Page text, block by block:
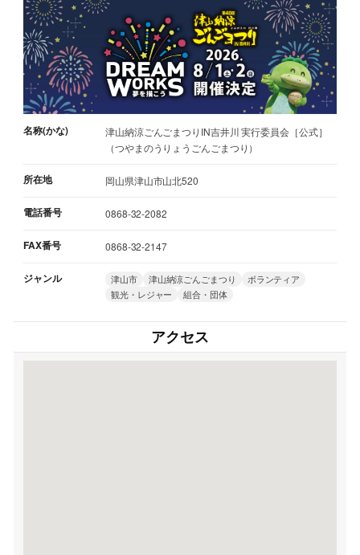
名称(かな)
津山納涼ごんごまつりIN吉井川 実行委員会［公式］
（つやまのうりょうごんごまつり）
所在地 岡山県津山市山北520
電話番号 0868-32-2082
FAX番号 0868-32-2147
ジャンル 津山市 津山納涼ごんごまつり
ボランティア
観光・レジャー
組合・団体
アクセス